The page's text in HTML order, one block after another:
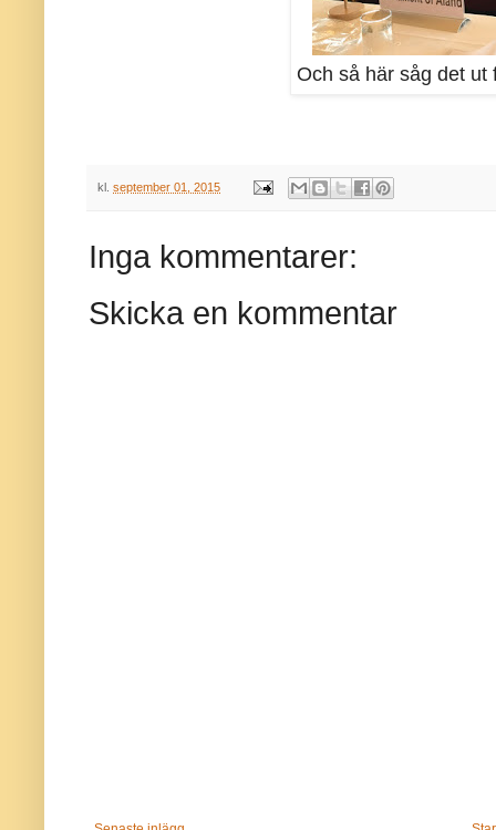
Och så här såg det ut
kl. september 01, 2015
Inga kommentarer:
Skicka en kommentar